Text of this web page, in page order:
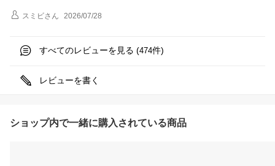
スミビさん 2026/07/28
すべてのレビューを見る (474件)
レビューを書く
ショップ内で一緒に購入されている商品